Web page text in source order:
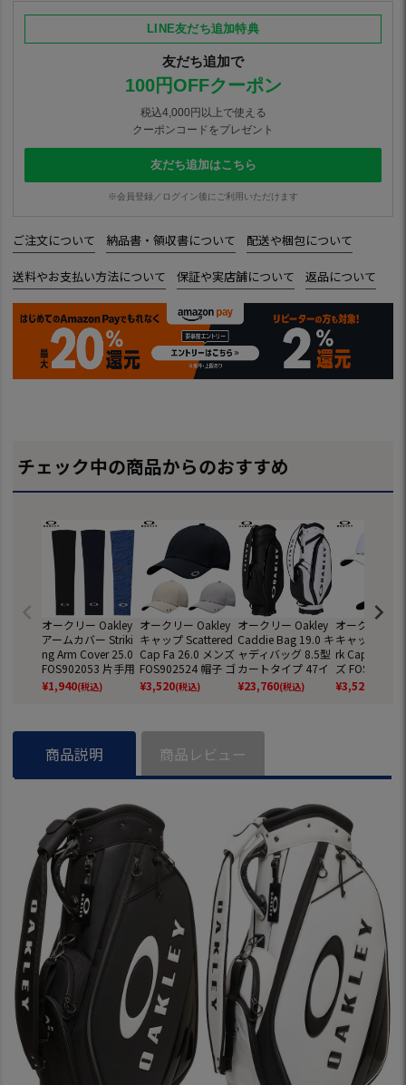
LINE友だち追加特典
友だち追加で
100円OFFクーポン
税込4,000円以上で使える
クーポンコードをプレゼント
友だち追加はこちら
※会員登録／ログイン後にご利用いただけます
ご注文について 納品書・領収書について 配送や梱包について
送料やお支払い方法について 保証や実店舗について 返品について
チェック中の商品からのおすすめ
オークリー Oakley
アームカバー Striki
ng Arm Cover 25.0
FOS902053 片手用
メンズ ゴルフ 2026
春夏モデル 日本正
¥1,940(税込)
オークリー Oakley
キャップ Scattered
Cap Fa 26.0 メンズ
FOS902524 帽子 ゴ
ルフ 2026年モデル
日本正規品
¥3,520(税込)
オークリー Oakley
Caddie Bag 19.0 キ
ャディバッグ 8.5型
カートタイプ 47イ
ンチ対応 FOS9023
67 ゴルフ 2026年
¥23,760(税込)
オークリー
キャップ
rk Cap Fa
ズ
ゴルフ 2026
ル 日本正規品
¥3,520
商品説明 商品レビュー